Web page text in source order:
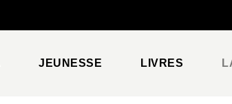
JEUNESSE LIVRES